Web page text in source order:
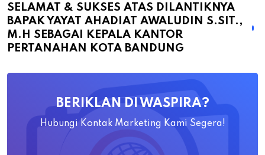
atas
Dilantiknya
Bapak
Ahadiat
SELAMAT & SUKSES ATAS DILANTIKNYA
BAPAK YAYAT AHADIAT AWALUDIN S.SIT.,
M.H SEBAGAI KEPALA KANTOR
PERTANAHAN KOTA BANDUNG
BERIKLAN DI WASPIRA?
Hubungi Kontak Marketing Kami Segera!